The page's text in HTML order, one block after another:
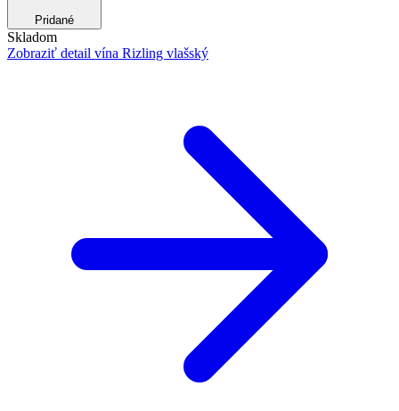
Pridané
Skladom
Zobraziť detail vína Rizling vlašský